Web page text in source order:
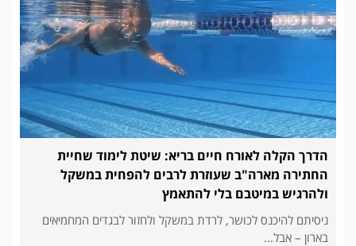
הדרך הקלה לאורח חיים בריא: שיטת לימוד שחיית
החתירה מארה"ב שעוזרת לרבים להפחית במשקל
ולהרגיש במיטבם בלי להתאמץ
ניסיתם להיכנס לכושר, לרדת במשקל ולחזור לבגדים המחמיאים
בארון – אבל...